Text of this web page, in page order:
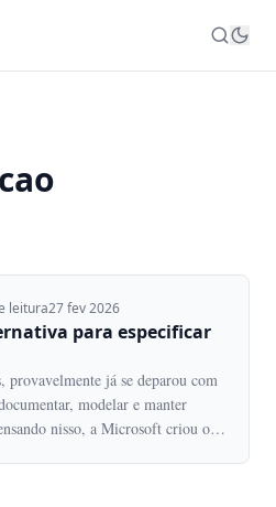
leitura27 fev 2026
para especificar
provavelmente já se deparou com
modelar e manter
nisso, a Microsoft criou o